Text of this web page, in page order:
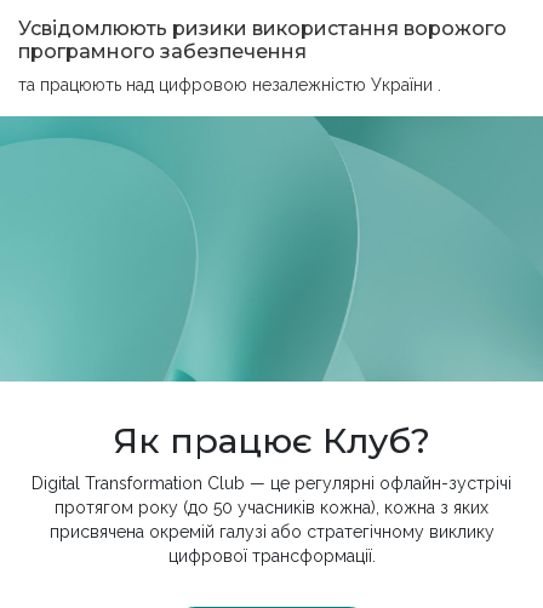
Усвідомлюють ризики використання ворожого
програмного забезпечення
та працюють над цифровою незалежністю України .
Як працює Клуб?
Digital Transformation Club — це регулярні офлайн-зустрічі
протягом року (до 50 учасників кожна), кожна з яких
присвячена окремій галузі або стратегічному виклику
цифрової трансформації.